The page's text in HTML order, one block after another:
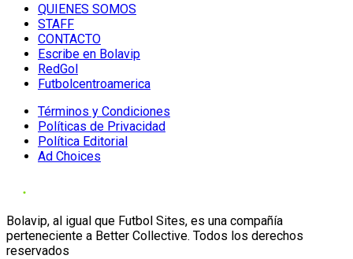
QUIENES SOMOS
STAFF
CONTACTO
Escribe en Bolavip
RedGol
Futbolcentroamerica
Términos y Condiciones
Políticas de Privacidad
Política Editorial
Ad Choices
Bolavip, al igual que Futbol Sites, es una compañía
perteneciente a Better Collective. Todos los derechos
reservados